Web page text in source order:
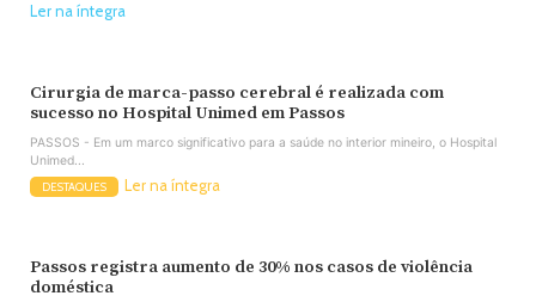
Ler na íntegra
Cirurgia de marca-passo cerebral é realizada com
sucesso no Hospital Unimed em Passos
PASSOS - Em um marco significativo para a saúde no interior mineiro, o Hospital
Unimed...
DESTAQUES Ler na íntegra
Passos registra aumento de 30% nos casos de violência
doméstica